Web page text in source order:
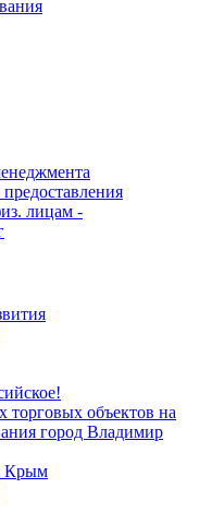
лицам -
торговых объектов на
город Владимир
Крым